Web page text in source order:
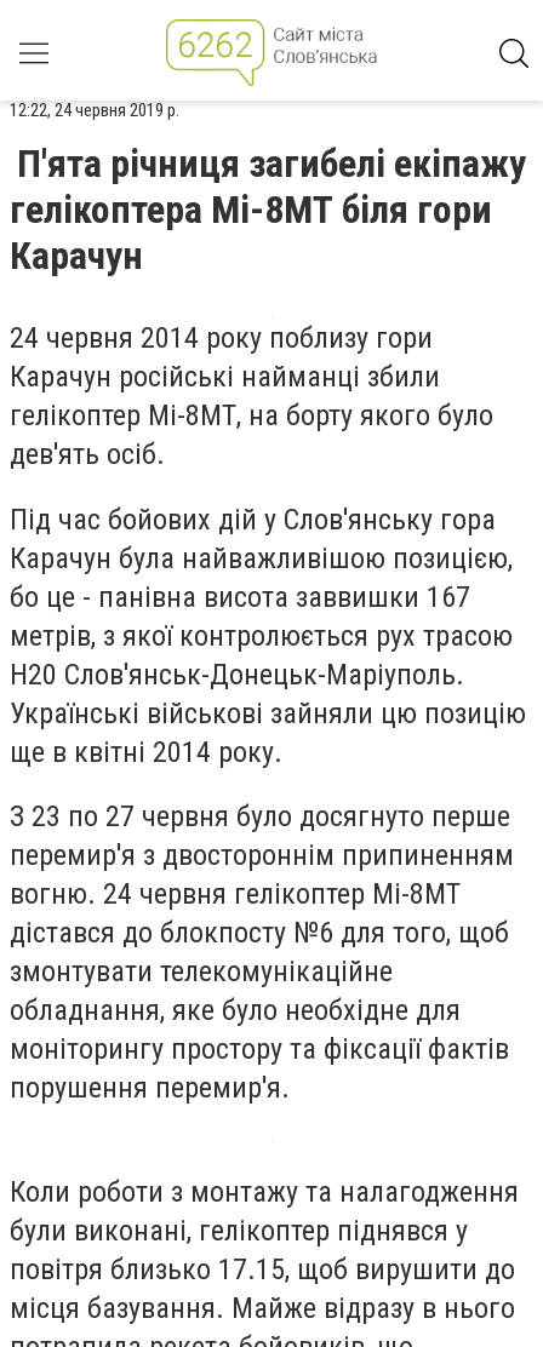
12:22, 24 червня 2019 р.
П'ята річниця загибелі екіпажу
гелікоптера Мі-8МТ біля гори
Карачун
24 червня 2014 року поблизу гори
Карачун російські найманці збили
гелікоптер Мі-8МТ, на борту якого було
дев'ять осіб.
Під час бойових дій у Слов'янську гора
Карачун була найважливішою позицією,
бо це - панівна висота заввишки 167
метрів, з якої контролюється рух трасою
Н20 Слов'янськ-Донецьк-Маріуполь.
Українські військові зайняли цю позицію
ще в квітні 2014 року.
З 23 по 27 червня було досягнуто перше
перемир'я з двостороннім припиненням
вогню. 24 червня гелікоптер Мі-8МТ
дістався до блокпосту №6 для того, щоб
змонтувати телекомунікаційне
обладнання, яке було необхідне для
моніторингу простору та фіксації фактів
порушення перемир'я.
Коли роботи з монтажу та налагодження
були виконані, гелікоптер піднявся у
повітря близько 17.15, щоб вирушити до
місця базування. Майже відразу в нього